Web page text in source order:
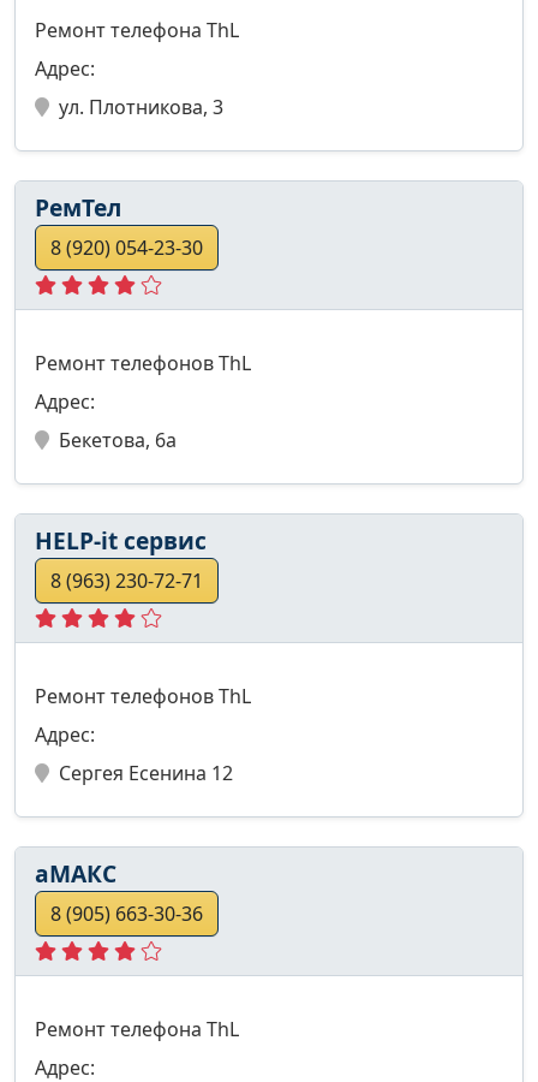
Ремонт телефона ThL
Адрес:
ул. Плотникова, 3
РемТел
8 (920) 054-23-30
Ремонт телефонов ThL
Адрес:
Бекетова, 6а
HELP-it сервис
8 (963) 230-72-71
Ремонт телефонов ThL
Адрес:
Сергея Есенина 12
аМАКС
8 (905) 663-30-36
Ремонт телефона ThL
Адрес: